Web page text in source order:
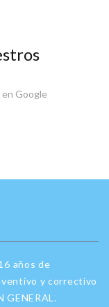
Google
años de
y correctivo
GENERAL.